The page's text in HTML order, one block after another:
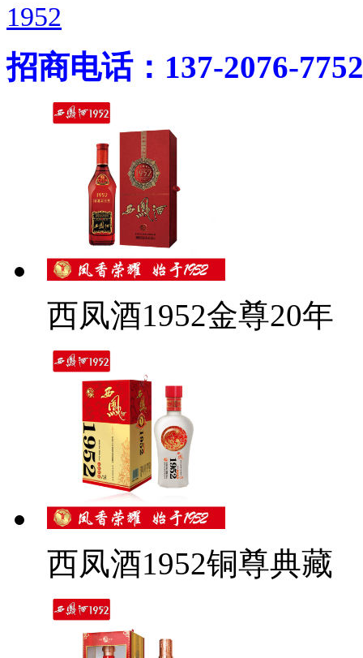
1952
招商电话：137-2076-7752
西凤酒1952金尊20年
西凤酒1952铜尊典藏